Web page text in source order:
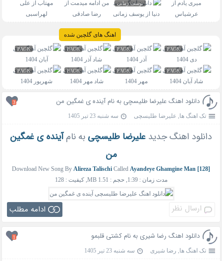
یوسف زمانی
اهنگ های گلچین شده
PACK
PACK
PACK
PACK
PACK
PACK
PACK
PACK
دانلود اهنگ علیرضا طلیسچی به نام آینده ی غمگین من 3
تک اهنگ ها, علیرضا طلیسچی سه شنبه 23 تیر 1405
دانلود اهنگ جدید علیرضا طلیسچی به نامآینده ی غمگین
من
Download New Song By Alireza Talischi Called Ayandeye Ghamgine Man [128]
مدت زمان : 1:39, حجم : 1.51 MB, کیفیت : 128
ارسال نظر ادامه مطلب
دانلود اهنگ رضا شیری به نام کشتی قلبمو 1
تک اهنگ ها, رضا شیری سه شنبه 23 تیر 1405